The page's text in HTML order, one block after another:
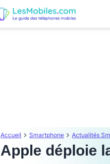
Accueil Smartphone Actualités
Apple déploie